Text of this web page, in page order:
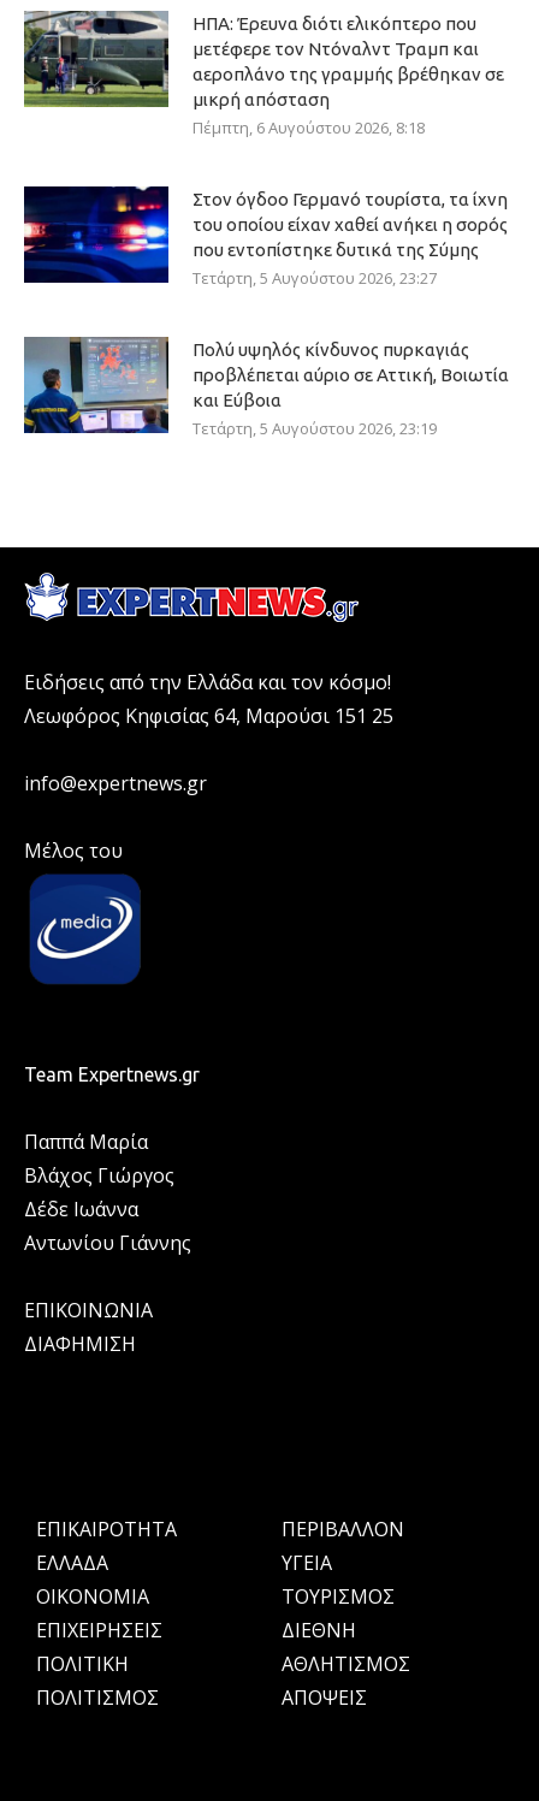
ΗΠΑ: Έρευνα διότι ελικόπτερο που
μετέφερε τον Ντόναλντ Τραμπ και
αεροπλάνο της γραμμής βρέθηκαν σε
μικρή απόσταση
Πέμπτη, 6 Αυγούστου 2026, 8:18
Στον όγδοο Γερμανό τουρίστα, τα ίχνη
του οποίου είχαν χαθεί ανήκει η σορός
που εντοπίστηκε δυτικά της Σύμης
Τετάρτη, 5 Αυγούστου 2026, 23:27
Πολύ υψηλός κίνδυνος πυρκαγιάς
προβλέπεται αύριο σε Αττική, Βοιωτία
και Εύβοια
Τετάρτη, 5 Αυγούστου 2026, 23:19
Ειδήσεις από την Ελλάδα και τον κόσμο!
Λεωφόρος Κηφισίας 64, Μαρούσι 151 25
info@expertnews.gr
Μέλος του
Team Expertnews.gr
Παππά Μαρία
Βλάχος Γιώργος
Δέδε Ιωάννα
Αντωνίου Γιάννης
ΕΠΙΚΟΙΝΩΝΙΑ
ΔΙΑΦΗΜΙΣΗ
ΕΠΙΚΑΙΡΟΤΗΤΑ
ΕΛΛΑΔΑ
OIKONOMIA
ΕΠΙΧΕΙΡΗΣΕΙΣ
ΠΟΛΙΤΙΚΗ
ΠΟΛΙΤΙΣΜΟΣ
ΠΕΡΙΒΑΛΛΟΝ
ΥΓΕΙΑ
ΤΟΥΡΙΣΜΟΣ
ΔΙΕΘΝΗ
ΑΘΛΗΤΙΣΜΟΣ
ΑΠΟΨΕΙΣ